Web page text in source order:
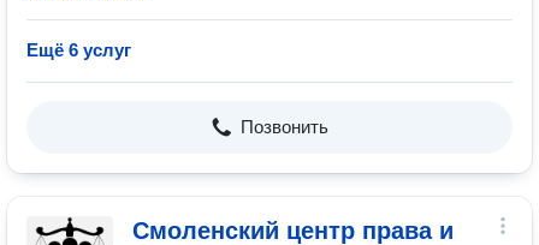
Ещё 6 услуг
Позвонить
Смоленский центр права и